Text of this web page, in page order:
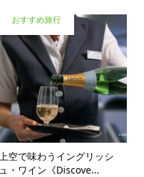
おすすめ旅行
上空で味わうイングリッシ
ュ・ワイン《Discove...